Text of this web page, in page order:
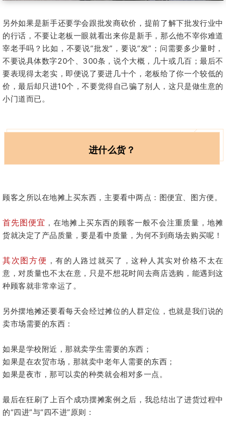
另外如果是新手还要学会跟批发商砍价，提前了解下批发行业中
的行话，不要让老板一眼就看出来你是新手，那么他不宰你难道
宰老手吗？比如，不要说“批发”，要说“发”；问需要多少量时，
不要说具体数字20个、300条，说个大概，几十或几百；最后不
要表现得太老实，即便说了要进几十个，老板给了你一个较低的
价，最后却只进10个，不要觉得自己骗了别人，这只是做生意的
小门道而已。
进什么货？
顾客之所以在地摊上买东西，主要看中两点： 图便宜、图方便。
首先图便宜 ，在地摊上买东西的顾客一般不会注重质量，地摊
货就决定了产品质量，要是看中质量，为何不到商场去购买呢！
其次图方便 ，有的人路过就买了，这种人其实对价格不太在
意，对质量也不太在意，只是不想花时间去商店选购，能遇到这
种顾客就非常幸运了。
另外摆地摊还要看每天会经过摊位的人群定位，也就是我们说的
卖市场需要的东西：
如果是学校附近，那就卖学生需要的东西；
如果是在农贸市场，那就卖中老年人需要的东西；
如果是夜市，那可以卖的种类就会相对多一点。
最后在狂刷了上百个成功摆摊案例之后，我总结出了进货过程中
的“四进”与“四不进”原则：